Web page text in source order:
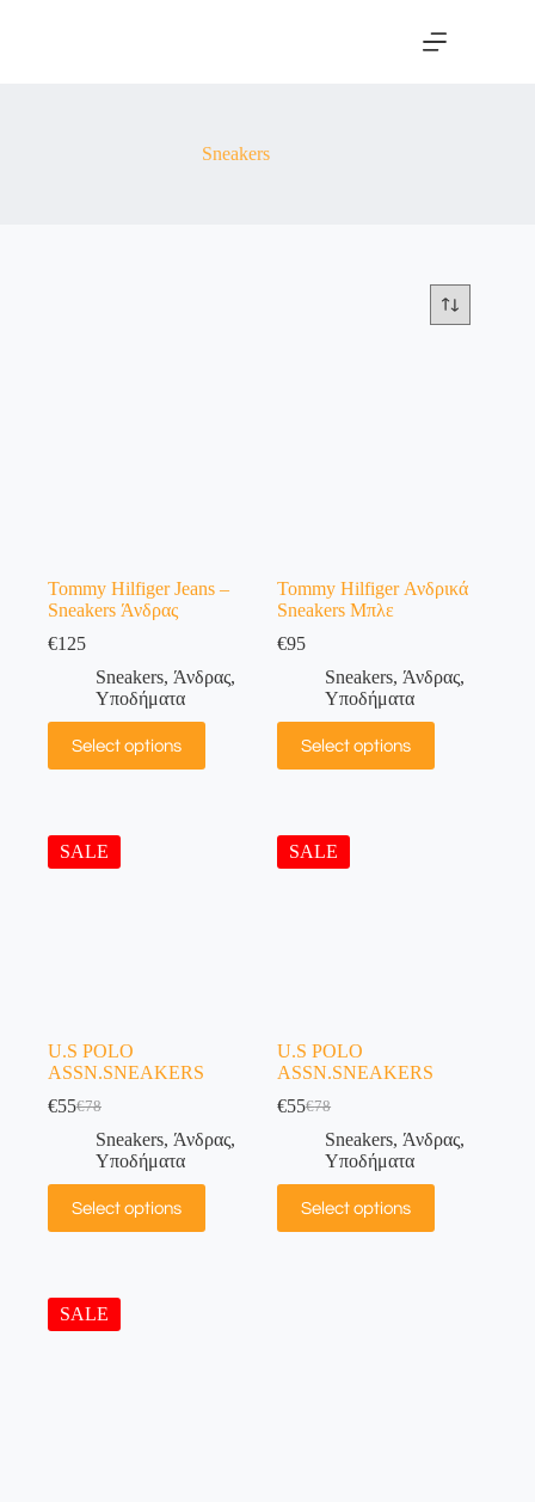
Sneakers
Tommy Hilfiger Jeans –
Sneakers Άνδρας
€125
Sneakers, Άνδρας,
Υποδήματα
Select options
Tommy Hilfiger Ανδρικά
Sneakers Μπλε
€95
Sneakers, Άνδρας,
Υποδήματα
Select options
SALE
U.S POLO
ASSN.SNEAKERS
€78
€55
Sneakers, Άνδρας,
Υποδήματα
Select options
SALE
U.S POLO
ASSN.SNEAKERS
€78
€55
Sneakers, Άνδρας,
Υποδήματα
Select options
SALE